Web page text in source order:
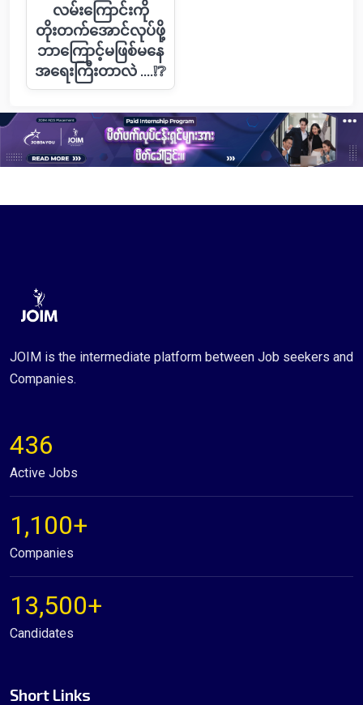
လမ်းကြောင်းကို
တိုးတက်အောင်လုပ်ဖို့
ဘာကြောင့်မဖြစ်မနေ
အရေးကြီးတာလဲ ....❕❔
JOIM is the intermediate platform between Job seekers and
Companies.
Short Links
436
Active Jobs
1,100+
Companies
13,500+
Candidates